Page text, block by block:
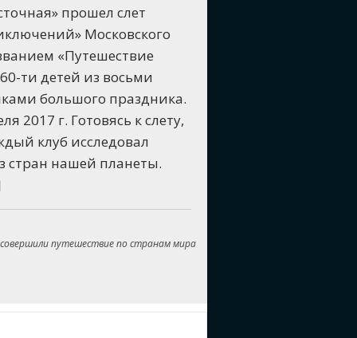
прошел слет
Московского
«Путешествие
ти детей из восьми
большого праздника.
2017 г. Готовясь к слету,
клуб исследовал
стран нашей планеты.
путешествие по странам мира